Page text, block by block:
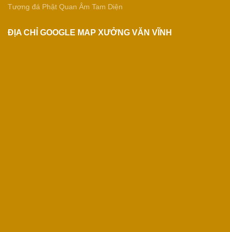
Tượng đá Phật Quan Âm Tam Diện
ĐỊA CHỈ GOOGLE MAP XƯỞNG VĂN VĨNH